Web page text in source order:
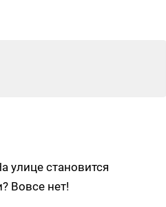
улице становится
Вовсе нет!